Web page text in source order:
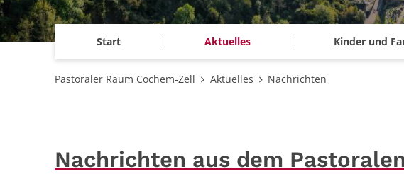
Start Aktuelles Kinder und
Pastoraler Raum Cochem-Zell Aktuelles Nachrichten
Nachrichten aus dem